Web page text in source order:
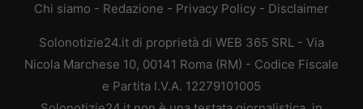
Chi siamo - Redazione - Privacy Policy - Disclaimer
Solonotizie24.it di proprietà di WEB 365 SRL - Via
Nicola Marchese 10, 00141 Roma (RM) - Codice Fiscale
e Partita I.V.A. 12279101005